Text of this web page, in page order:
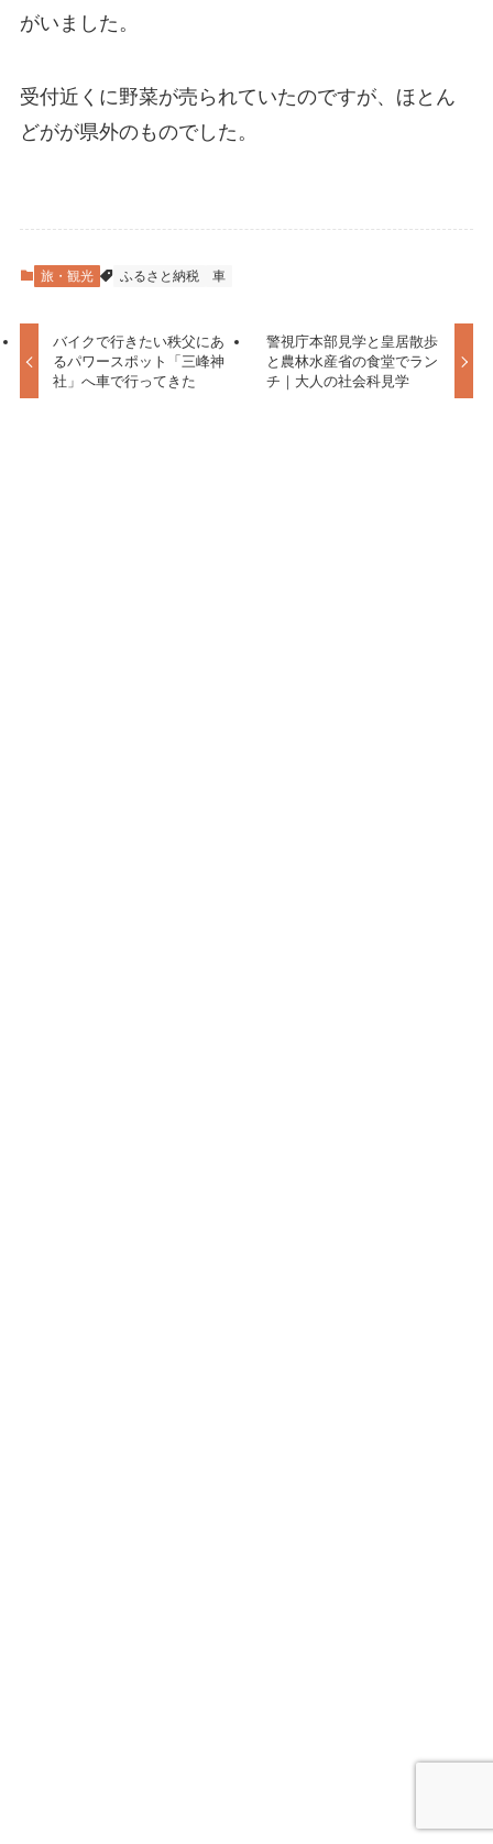
がいました。
受付近くに野菜が売られていたのですが、ほとん
どがが県外のものでした。
旅・観光 ふるさと納税 車
バイクで行きたい秩父にあ
るパワースポット「三峰神
社」へ車で行ってきた
警視庁本部見学と皇居散歩
と農林水産省の食堂でラン
チ｜大人の社会科見学